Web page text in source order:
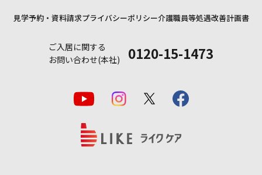
見学予約・資料請求プライバシーポリシー介護職員等処遇改善計画書
ご入居に関する
お問い合わせ(本社)
0120-15-1473